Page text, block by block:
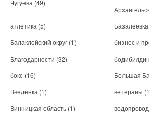
Чугуева (49)
атлетика (5) Базалеевка
Балаклейский округ (1) бизнес и
Благодарности (32)
бокс (16) Большая
Введенка (1) ветераны
Винницкая область (1) водопровод